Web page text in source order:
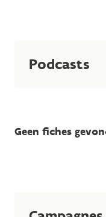
Podcasts
Geen fiches